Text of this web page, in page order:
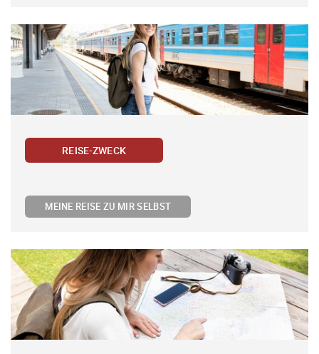
REISE-ZWECK
MEINE REISE ZU MIR SELBST